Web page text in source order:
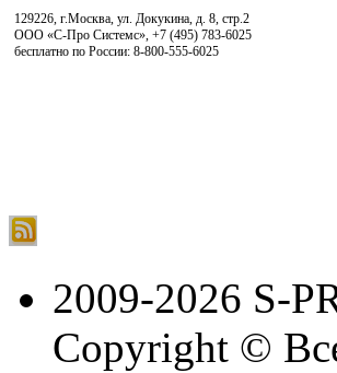
129226, г.Москва, ул. Докукина, д. 8, стр.2
ООО «С-Про Системс», +7 (495) 783-6025
бесплатно по России: 8-800-555-6025
2009-2026 S-
Copyright ©